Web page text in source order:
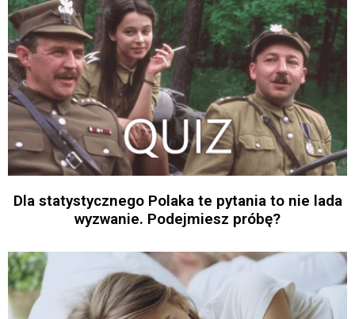
Dla statystycznego Polaka te pytania to nie lada
wyzwanie. Podejmiesz próbę?